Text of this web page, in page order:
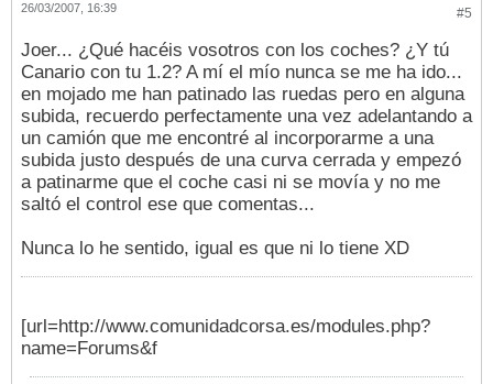
#5
26/03/2007, 16:39
Joer... ¿Qué hacéis vosotros con los coches? ¿Y tú
Canario con tu 1.2? A mí el mío nunca se me ha ido...
en mojado me han patinado las ruedas pero en alguna
subida, recuerdo perfectamente una vez adelantando a
un camión que me encontré al incorporarme a una
subida justo después de una curva cerrada y empezó
a patinarme que el coche casi ni se movía y no me
saltó el control ese que comentas...
Nunca lo he sentido, igual es que ni lo tiene XD
[url=http://www.comunidadcorsa.es/modules.php?
name=Forums&f